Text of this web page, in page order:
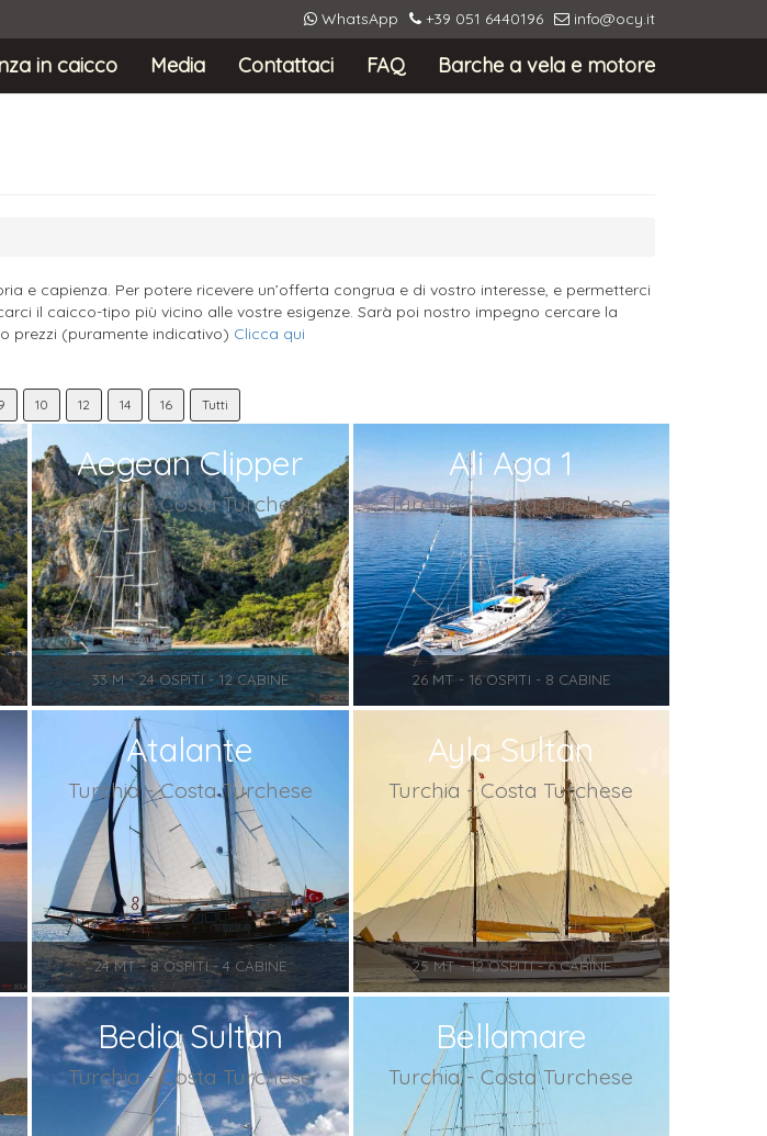
WhatsApp +39 051 6440196 info@ocy.it
in caicco Media Contattaci FAQ Barche a vela e motore
e capienza. Per potere ricevere un’offerta congrua e di vostro interesse, e permetterci
il caicco-tipo più vicino alle vostre esigenze. Sarà poi nostro impegno cercare la
prezzi (puramente indicativo) Clicca qui
10 12 14 16 Tutti
Aegean Clipper
Turchia - Costa Turchese
33 M - 24 OSPITI - 12 CABINE
Ali Aga 1
Turchia - Costa Turchese
26 MT - 16 OSPITI - 8 CABINE
Atalante
Turchia - Costa Turchese
24 MT - 8 OSPITI - 4 CABINE
Ayla Sultan
Turchia - Costa Turchese
25 MT - 12 OSPITI - 6 CABINE
Bedia Sultan
Turchia - Costa Turchese
Bellamare
Turchia - Costa Turchese